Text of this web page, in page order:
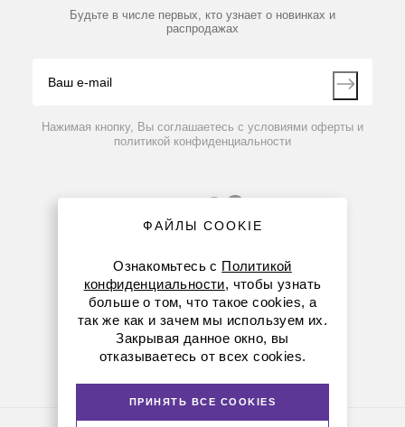
Производители
Партнеры
Контакты
Будьте в числе первых, кто узнает о новинках и
распродажах
Нажимая кнопку, Вы соглашаетесь с условиями оферты и
политикой конфиденциальности
8 (800) 234-05-08
(+374 94) 010173
ФАЙЛЫ COOKIE
Ознакомьтесь с Политикой
конфиденциальности, чтобы узнать
больше о том, что такое cookies, а
так же как и зачем мы используем их.
Закрывая данное окно, вы
отказываетесь от всех cookies.
ПРИНЯТЬ ВСЕ COOKIES